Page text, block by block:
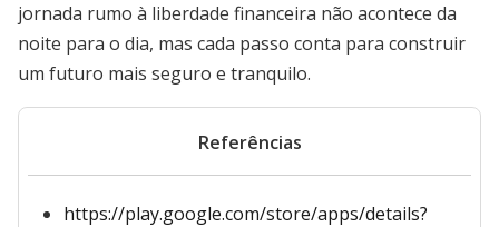
jornada rumo à liberdade financeira não acontece da
noite para o dia, mas cada passo conta para construir
um futuro mais seguro e tranquilo.
Referências
https://play.google.com/store/apps/details?